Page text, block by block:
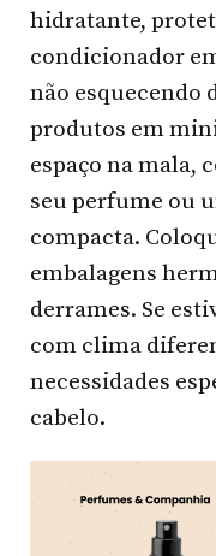
hidratante,
condicionador
não esquecendo
produtos em
espaço na mala,
seu perfume ou
compacta.
embalagens
derrames. Se
com clima
necessidades
cabelo.